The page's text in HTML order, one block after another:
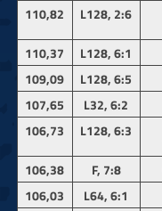
110,82
L128, 2:6
110,37
L128, 6:1
109,09
L128, 6:5
107,65
L32, 6:2
106,73
L128, 6:3
106,38
F, 7:8
106,03
L64, 6:1